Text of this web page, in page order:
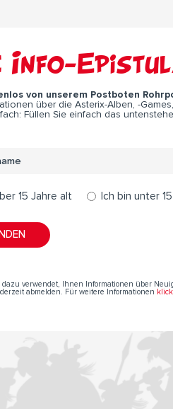
Info-
von unserem Postboten
über die Asterix-Alben, -
Füllen Sie einfach das
15 Jahre alt Ich bin unter
verwendet, Ihnen Informationen über
abmelden. Für weitere Informationen